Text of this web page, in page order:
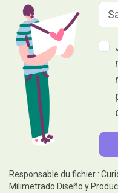
Responsable du fichier :
Milimetrado Diseño y